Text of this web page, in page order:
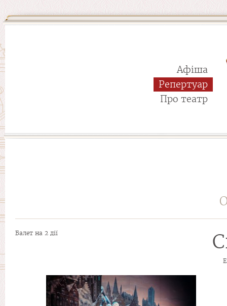
Афіша
Репертуар
Про театр
Балет на 2 дії